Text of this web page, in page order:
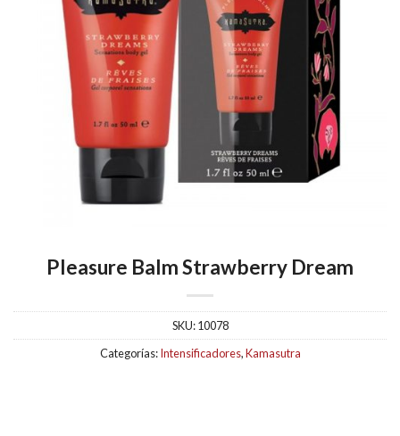
Pleasure Balm Strawberry Dream
SKU:10078
Categorías:Intensificadores,Kamasutra